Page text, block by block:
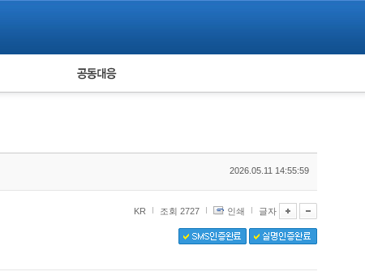
피해자 공동대응
2026.05.11 14:55:59
KR 조회 2727 인쇄 글자